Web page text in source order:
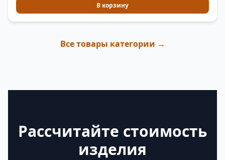
В корзину
Все товары категории →
Рассчитайте стоимость
изделия